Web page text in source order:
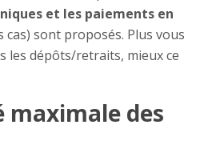
et les paiements en
cas) sont proposés. Plus vous
les dépôts/retraits, mieux ce
maximale des